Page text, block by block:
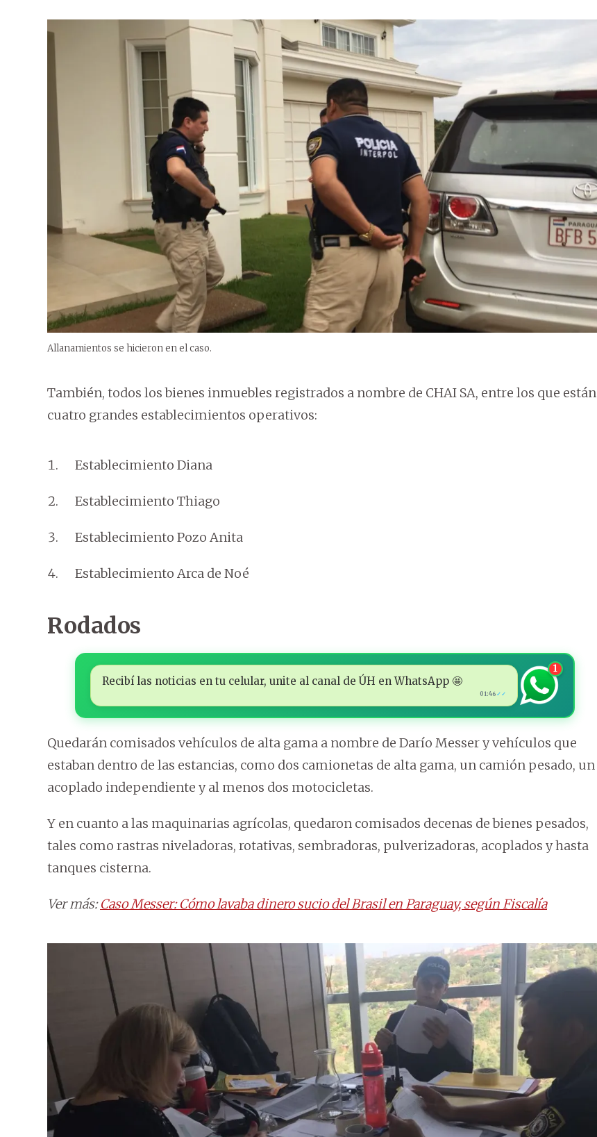
Allanamientos se hicieron en el caso.
También, todos los bienes inmuebles registrados a nombre de CHAI SA, entre los que están
cuatro grandes establecimientos operativos:
Establecimiento Diana
Establecimiento Thiago
Establecimiento Pozo Anita
Establecimiento Arca de Noé
Rodados
Recibí las noticias en tu celular, unite al canal de ÚH en WhatsApp 🤩
01:46 ✓✓
1
Quedarán comisados vehículos de alta gama a nombre de Darío Messer y vehículos que
estaban dentro de las estancias, como dos camionetas de alta gama, un camión pesado, un
acoplado independiente y al menos dos motocicletas.
Y en cuanto a las maquinarias agrícolas, quedaron comisados decenas de bienes pesados,
tales como rastras niveladoras, rotativas, sembradoras, pulverizadoras, acoplados y hasta
tanques cisterna.
Ver más:Caso Messer: Cómo lavaba dinero sucio del Brasil en Paraguay, según Fiscalía